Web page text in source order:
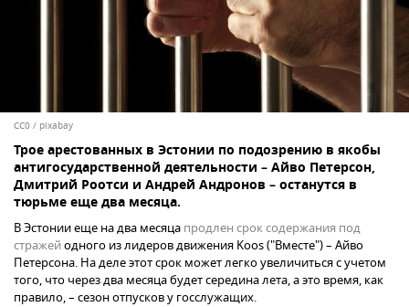
CC0 / pixabay
Трое арестованных в Эстонии по подозрению в якобы
антигосударственной деятельности – Айво Петерсон,
Дмитрий Роотси и Андрей Андронов – останутся в
тюрьме еще два месяца.
В Эстонии еще на два месяца продлен срок содержания под
стражейодного из лидеров движения Koos ("Вместе") – Айво
Петерсона. На деле этот срок может легко увеличиться с учетом
того, что через два месяца будет середина лета, а это время, как
правило, – сезон отпусков у госслужащих.